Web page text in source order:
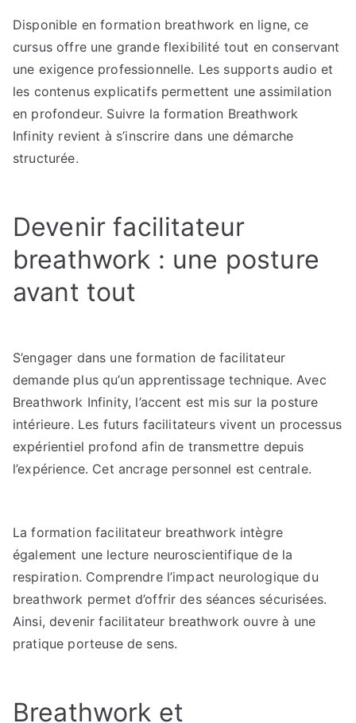
Disponible en formation breathwork en ligne, ce
cursus offre une grande flexibilité tout en conservant
une exigence professionnelle. Les supports audio et
les contenus explicatifs permettent une assimilation
en profondeur. Suivre la formation Breathwork
Infinity revient à s’inscrire dans une démarche
structurée.
Devenir facilitateur
breathwork : une posture
avant tout
S’engager dans une formation de facilitateur
demande plus qu’un apprentissage technique. Avec
Breathwork Infinity, l’accent est mis sur la posture
intérieure. Les futurs facilitateurs vivent un processus
expérientiel profond afin de transmettre depuis
l’expérience. Cet ancrage personnel est centrale.
La formation facilitateur breathwork intègre
également une lecture neuroscientifique de la
respiration. Comprendre l’impact neurologique du
breathwork permet d’offrir des séances sécurisées.
Ainsi, devenir facilitateur breathwork ouvre à une
pratique porteuse de sens.
Breathwork et